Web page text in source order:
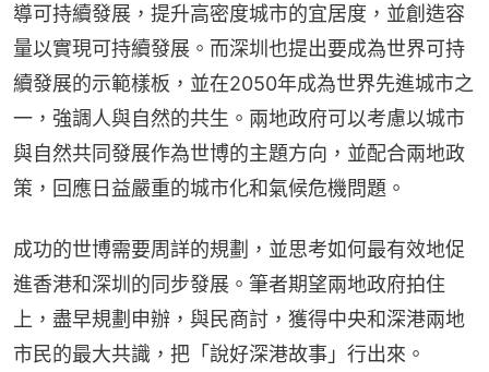
導可持續發展，提升高密度城市的宜居度，並創造容
量以實現可持續發展。而深圳也提出要成為世界可持
續發展的示範樣板，並在2050年成為世界先進城市之
一，強調人與自然的共生。兩地政府可以考慮以城市
與自然共同發展作為世博的主題方向，並配合兩地政
策，回應日益嚴重的城市化和氣候危機問題。
成功的世博需要周詳的規劃，並思考如何最有效地促
進香港和深圳的同步發展。筆者期望兩地政府拍住
上，盡早規劃申辦，與民商討，獲得中央和深港兩地
市民的最大共識，把「說好深港故事」行出來。